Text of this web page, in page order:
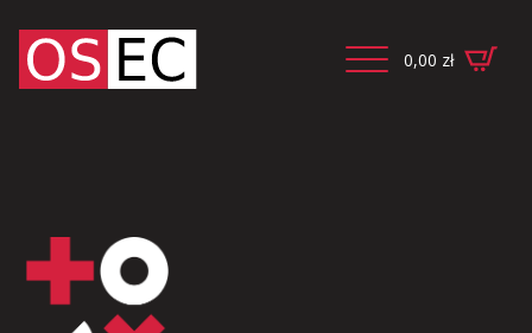
0,00 zł